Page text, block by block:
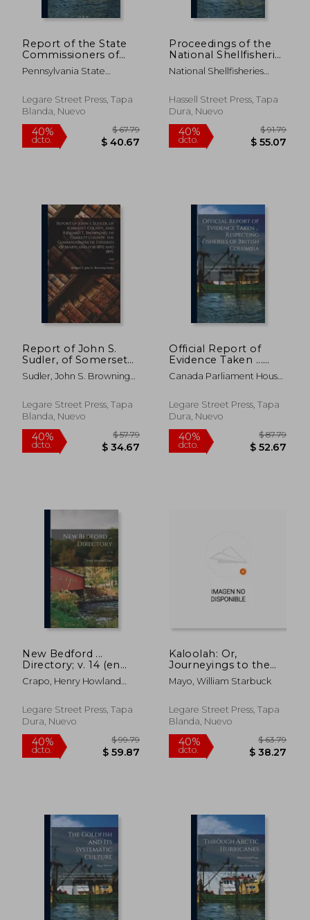
dcto. $ 37.24 dcto.
45%
dcto.
Report of the State
Commissioners of
Fisheries for the Year
1899; 1899 (en Inglés)
Pennsylvania State
Legare Street Press, Tapa
Blanda, Nuevo
40%
dcto. $ 40.67
Proceedings of the
National Shellfisheries
Association; 48 (en
Inglés)
National Shellfisheries
Wildlife Service
Hassell Street Press, Tapa
Dura, Nuevo
40%
dcto.
Report of John S.
Sudler, of Somerset
County, and Richard
T. Browning, of
Commissioners of
Fisheries of Maryland
Inglés)
Sudler, John S. Browning
Legare Street Press, Tapa
Blanda, Nuevo
Official Report of
Evidence Taken ...
Respecting Fisheries
of British Columbia
Canada Parliament House
William 1872-1953
Legare Street Press, Tapa
Dura, Nuevo
New Bedford ...
Directory; v. 14 (en
Inglés)
Crapo, Henry Howland
Legare Street Press, Tapa
Dura, Nuevo
Kaloolah: Or,
Journeyings to the
Djébel Kumri: An
Autobiography of
Inglés)
Mayo, William Starbuck
Legare Street Press, Tapa
Blanda, Nuevo